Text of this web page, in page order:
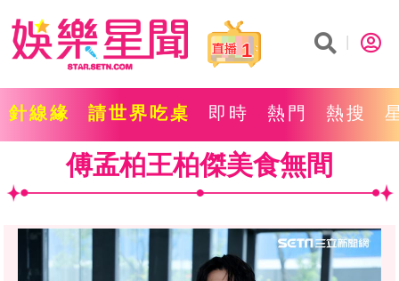
1
針線緣 請世界吃桌 即時 熱門 熱搜
傅孟柏王柏傑美食無間